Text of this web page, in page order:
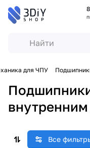
для ЧПУ
Все